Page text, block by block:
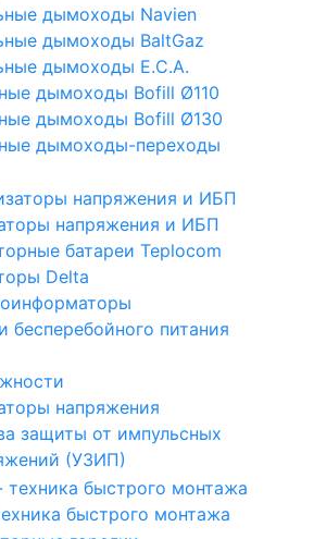
дымоходы Navien
дымоходы BaltGaz
дымоходы E.C.A.
дымоходы Bofill Ø110
дымоходы Bofill Ø130
дымоходы-переходы
напряжения и ИБП
батареи Teplocom
Delta
бесперебойного питания
напряжения
защиты от импульсных
(УЗИП)
быстрого монтажа